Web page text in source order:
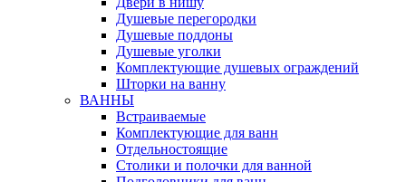
Душевые перегородки
Душевые поддоны
Душевые уголки
Комплектующие душевых ограждений
Шторки на ванну
ВАННЫ
Встраиваемые
Комплектующие для ванн
Отдельностоящие
Столики и полочки для ванной